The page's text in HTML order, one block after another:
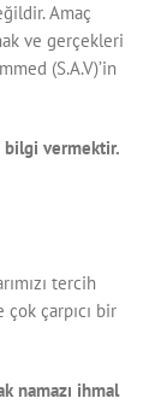
Amaç
ve gerçekleri
(S.A.V)’in
bilgi vermektir.
tercih
çarpıcı bir
namazı ihmal